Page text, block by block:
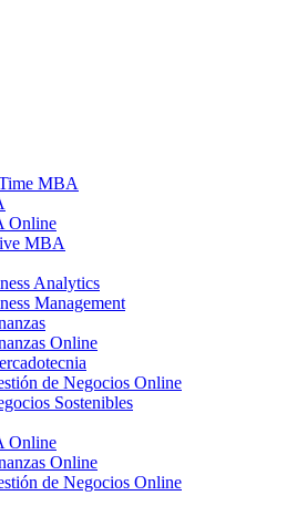
MBA
Online
MBA
Analytics
Management
Online
de Negocios Online
Sostenibles
Online
Online
de Negocios Online